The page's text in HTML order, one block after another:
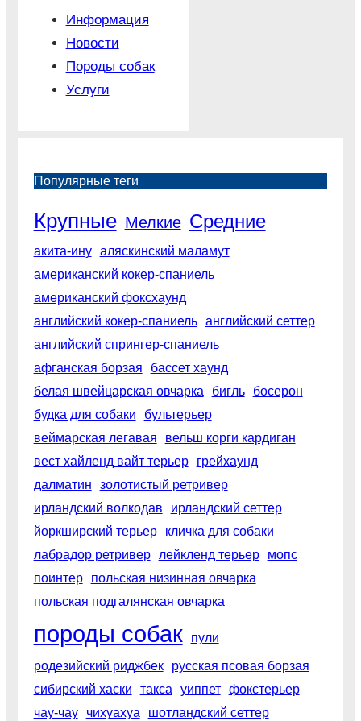
Информация
Новости
Породы собак
Услуги
Популярные теги
Крупные Мелкие Средние
акита-ину
аляскинский маламут
американский кокер-спаниель
американский фоксхаунд
английский кокер-спаниель
английский сеттер
английский спрингер-спаниель
афганская борзая
бассет хаунд
белая швейцарская овчарка
бигль
босерон
будка для собаки
бультерьер
веймарская легавая
вельш корги кардиган
вест хайленд вайт терьер
грейхаунд
далматин
золотистый ретривер
ирландский волкодав
ирландский сеттер
йоркширский терьер
кличка для собаки
лабрадор ретривер
лейкленд терьер
мопс
поинтер
польская низинная овчарка
польская подгалянская овчарка
породы собак пули
родезийский риджбек
русская псовая борзая
сибирский хаски
такса уиппет
фокстерьер
чау-чау
чихуахуа
шотландский сеттер